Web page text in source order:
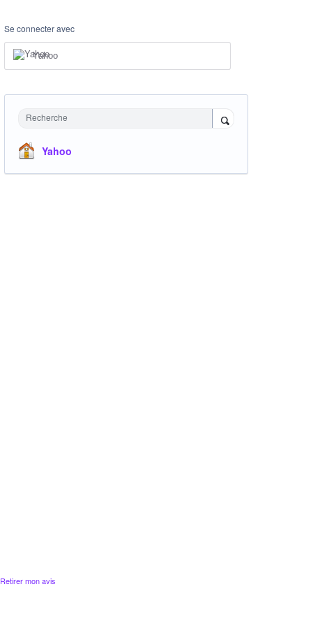
Se connecter avec
Yahoo
Recherche
Yahoo
Retirer mon avis